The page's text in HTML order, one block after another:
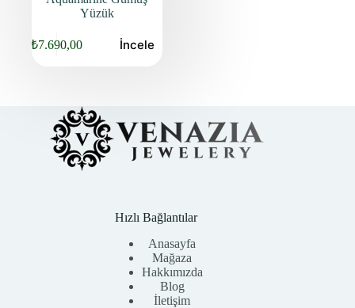
Yüzük
Orijinal
₺7.690,00
Şu
İncele
Hızlı Bağlantılar
Anasayfa
Mağaza
Hakkımızda
Blog
İletişim